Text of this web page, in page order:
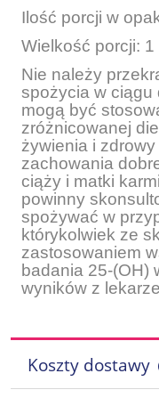
Ilość porcji w
Wielkość porcji: 1
Nie należy
spożycia w ciągu
mogą być
zróżnicowanej
żywienia i
zachowania
ciąży i matki
powinny
spożywać w
którykolwiek ze
zastosowaniem
badania 25-(OH)
wyników z
Koszty dostawy
Cena nie zawiera